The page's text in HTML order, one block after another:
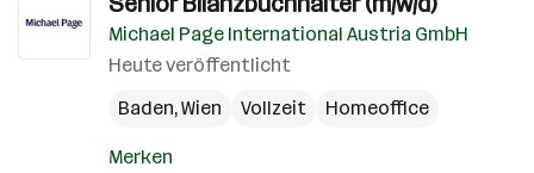
Michael Page International Austria GmbH
Heute veröffentlicht
Baden,Wien Vollzeit Homeoffice
Merken